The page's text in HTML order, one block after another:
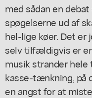
med sådan en
spøgelserne ud af
hel-lige køer. Det er
selv tilfældigvis er
musik strander
kasse-tænkning, på
en angst for at